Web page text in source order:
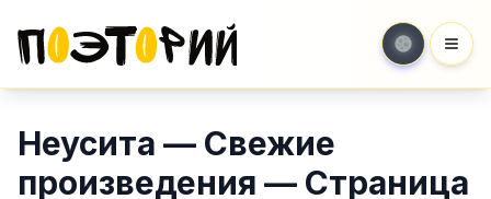
Неусита — Свежие
произведения — Страница